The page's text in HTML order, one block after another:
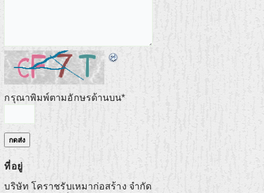
กรุณาพิมพ์ตามอักษรด้านบน*
ที่อยู่
บริษัท โคราชรับเหมาก่อสร้าง จำกัด